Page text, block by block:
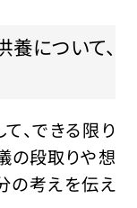
について、
、できる限り
の段取りや想
の考えを伝え